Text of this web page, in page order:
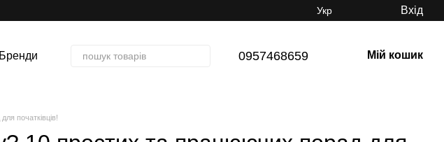
Укр Вхід
Бренди 0957468659 Мій кошик
початківців!